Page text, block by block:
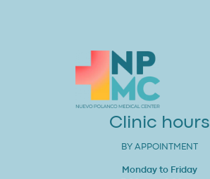
Clinic hours
BY APPOINTMENT
Monday to Friday